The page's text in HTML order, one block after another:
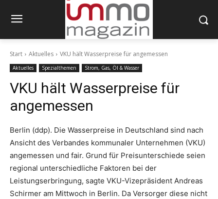
Start Aktuelles VKU hält Wasserpreise für angemessen
Aktuelles Spezialthemen Strom, Gas, Öl & Wasser
VKU hält Wasserpreise für
angemessen
Berlin (ddp). Die Wasserpreise in Deutschland sind nach
Ansicht des Verbandes kommunaler Unternehmen (VKU)
angemessen und fair. Grund für Preisunterschiede seien
regional unterschiedliche Faktoren bei der
Leistungserbringung, sagte VKU-Vizepräsident Andreas
Schirmer am Mittwoch in Berlin. Da Versorger diese nicht